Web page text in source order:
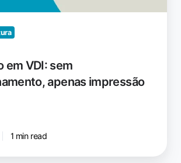
em VDI: sem
apenas impressão
1 min read